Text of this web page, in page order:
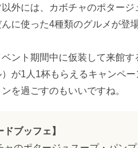
以外には、カボチャのポター
に使った4種類のグルメが登場
ベント期間中に仮装して来館
）が1人1杯もらえるキャンペ
を過ごすのもいいですね。
ドブッフェ】